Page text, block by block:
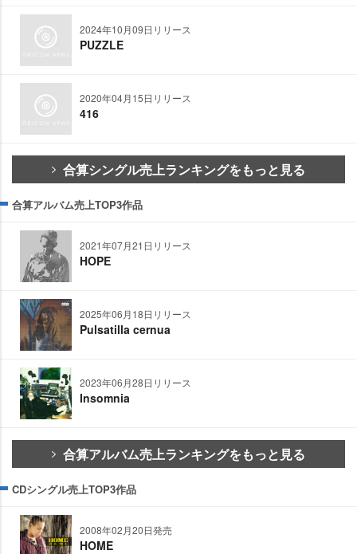
2024年10月09日リリース
PUZZLE
2020年04月15日リリース
416
合算シングル売上ランキングをもっと見る
合算アルバム売上TOP3作品
2021年07月21日リリース
HOPE
2025年06月18日リリース
Pulsatilla cernua
2023年06月28日リリース
Insomnia
合算アルバム売上ランキングをもっと見る
CDシングル売上TOP3作品
2008年02月20日発売
HOME